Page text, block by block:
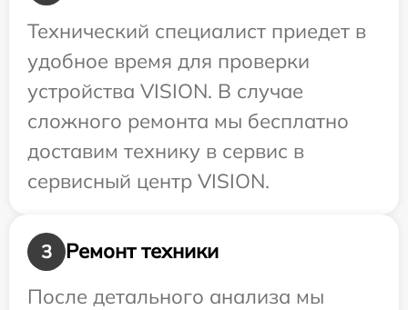
Технический специалист приедет в
удобное время для проверки
устройства VISION. В случае
сложного ремонта мы бесплатно
доставим технику в сервис в
сервисный центр VISION.
3
Ремонт техники
После детального анализа мы